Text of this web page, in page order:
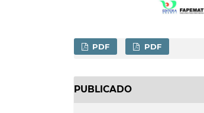
PDF PDF
PUBLICADO